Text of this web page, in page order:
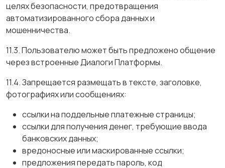
целях безопасности, предотвращения
автоматизированного сбора данных и
мошенничества.
11.3. Пользователю может быть предложено общение
через встроенные Диалоги Платформы.
11.4. Запрещается размещать в тексте, заголовке,
фотографиях или сообщениях:
ссылки на поддельные платежные страницы;
ссылки для получения денег, требующие ввода
банковских данных;
вредоносные или маскированные ссылки;
предложения передать пароль, код